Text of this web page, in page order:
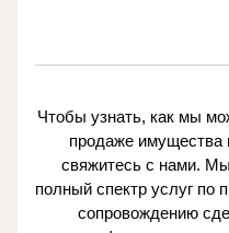
Чтобы узнать, как мы
продаже имущества
свяжитесь с нами.
полный спектр услуг по
сопровождению